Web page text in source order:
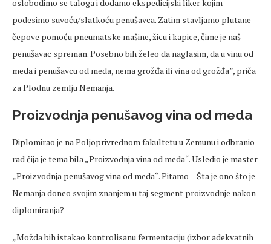
oslobodimo se taloga i dodamo ekspedicijski liker kojim
podesimo suvoću/slatkoću penušavca. Zatim stavljamo plutane
čepove pomoću pneumatske mašine, žicu i kapice, čime je naš
penušavac spreman. Posebno bih želeo da naglasim, da u vinu od
meda i penušavcu od meda, nema grožđa ili vina od grožđa”, priča
za Plodnu zemlju Nemanja.
Proizvodnja penušavog vina od meda
Diplomirao je na Poljoprivrednom fakultetu u Zemunu i odbranio
rad čija je tema bila „Proizvodnja vina od meda“. Usledio je master
„Proizvodnja penušavog vina od meda“. Pitamo – Šta je ono što je
Nemanja doneo svojim znanjem u taj segment proizvodnje nakon
diplomiranja?
„Možda bih istakao kontrolisanu fermentaciju (izbor adekvatnih